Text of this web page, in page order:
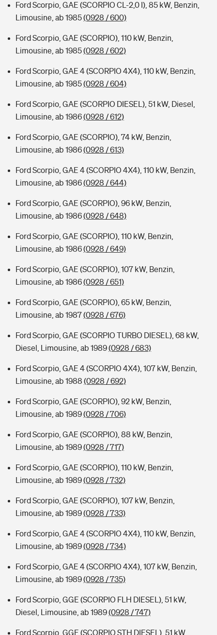
Ford Scorpio, GAE (SCORPIO CL-2,0 I), 85 kW, Benzin,
Limousine, ab 1985(0928 / 600)
Ford Scorpio, GAE (SCORPIO), 110 kW, Benzin,
Limousine, ab 1985(0928 / 602)
Ford Scorpio, GAE 4 (SCORPIO 4X4), 110 kW, Benzin,
Limousine, ab 1985(0928 / 604)
Ford Scorpio, GAE (SCORPIO DIESEL), 51 kW, Diesel,
Limousine, ab 1986(0928 / 612)
Ford Scorpio, GAE (SCORPIO), 74 kW, Benzin,
Limousine, ab 1986(0928 / 613)
Ford Scorpio, GAE 4 (SCORPIO 4X4), 110 kW, Benzin,
Limousine, ab 1986(0928 / 644)
Ford Scorpio, GAE (SCORPIO), 96 kW, Benzin,
Limousine, ab 1986(0928 / 648)
Ford Scorpio, GAE (SCORPIO), 110 kW, Benzin,
Limousine, ab 1986(0928 / 649)
Ford Scorpio, GAE (SCORPIO), 107 kW, Benzin,
Limousine, ab 1986(0928 / 651)
Ford Scorpio, GAE (SCORPIO), 65 kW, Benzin,
Limousine, ab 1987(0928 / 676)
Ford Scorpio, GAE (SCORPIO TURBO DIESEL), 68 kW,
Diesel, Limousine, ab 1989(0928 / 683)
Ford Scorpio, GAE 4 (SCORPIO 4X4), 107 kW, Benzin,
Limousine, ab 1988 (0928 / 692)
Ford Scorpio, GAE (SCORPIO), 92 kW, Benzin,
Limousine, ab 1989(0928 / 706)
Ford Scorpio, GAE (SCORPIO), 88 kW, Benzin,
Limousine, ab 1989(0928 / 717)
Ford Scorpio, GAE (SCORPIO), 110 kW, Benzin,
Limousine, ab 1989(0928 / 732)
Ford Scorpio, GAE (SCORPIO), 107 kW, Benzin,
Limousine, ab 1989(0928 / 733)
Ford Scorpio, GAE 4 (SCORPIO 4X4), 110 kW, Benzin,
Limousine, ab 1989(0928 / 734)
Ford Scorpio, GAE 4 (SCORPIO 4X4), 107 kW, Benzin,
Limousine, ab 1989(0928 / 735)
Ford Scorpio, GGE (SCORPIO FLH DIESEL), 51 kW,
Diesel, Limousine, ab 1989(0928 / 747)
Ford Scorpio, GGE (SCORPIO STH DIESEL), 51 kW,